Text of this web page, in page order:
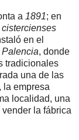
a 1891; en
en el
Palencia, donde
tradicionales
una de las
, la empresa
localidad, una
la fábrica